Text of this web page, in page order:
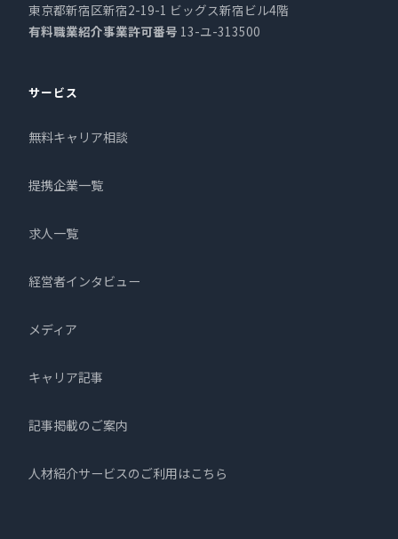
東京都新宿区新宿2-19-1 ビッグス新宿ビル4階
有料職業紹介事業許可番号 13-ユ-313500
サービス
無料キャリア相談
提携企業一覧
求人一覧
経営者インタビュー
メディア
キャリア記事
記事掲載のご案内
人材紹介サービスのご利用はこちら